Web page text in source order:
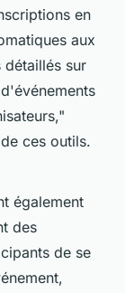
en
aux
sur
ces outils.
également
des
de se